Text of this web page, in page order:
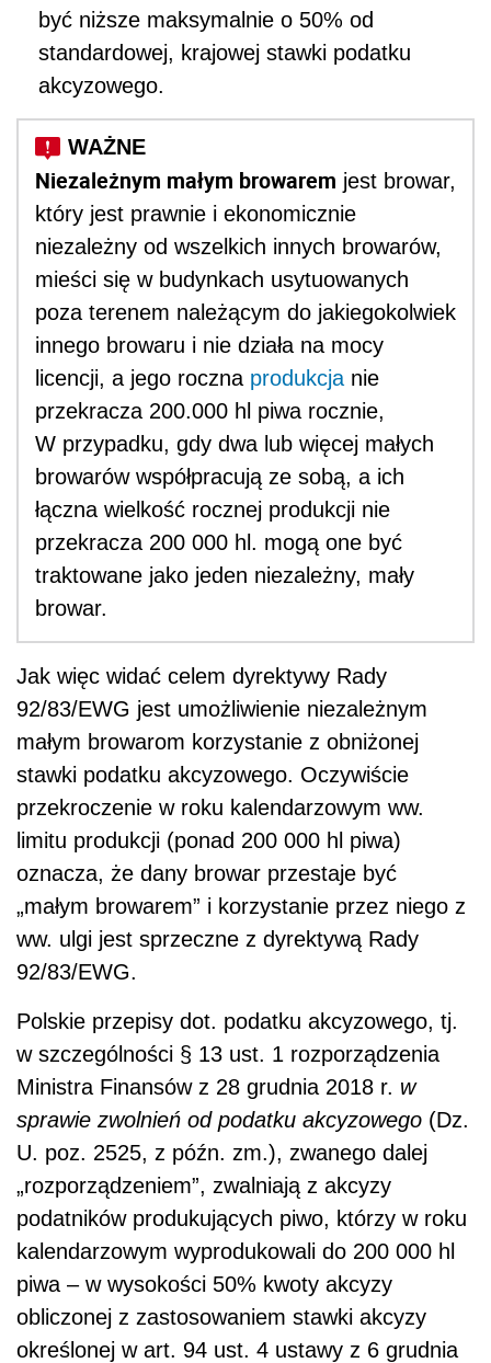
być niższe maksymalnie o 50% od
standardowej, krajowej stawki podatku
akcyzowego.
Niezależnym małym browarem jest browar,
który jest prawnie i ekonomicznie
niezależny od wszelkich innych browarów,
mieści się w budynkach usytuowanych
poza terenem należącym do jakiegokolwiek
innego browaru i nie działa na mocy
licencji, a jego roczna produkcja nie
przekracza 200.000 hl piwa rocznie,
W przypadku, gdy dwa lub więcej małych
browarów współpracują ze sobą, a ich
łączna wielkość rocznej produkcji nie
przekracza 200 000 hl. mogą one być
traktowane jako jeden niezależny, mały
browar.
Jak więc widać celem dyrektywy Rady
92/83/EWG jest umożliwienie niezależnym
małym browarom korzystanie z obniżonej
stawki podatku akcyzowego. Oczywiście
przekroczenie w roku kalendarzowym ww.
limitu produkcji (ponad 200 000 hl piwa)
oznacza, że dany browar przestaje być
„małym browarem” i korzystanie przez niego z
ww. ulgi jest sprzeczne z dyrektywą Rady
92/83/EWG.
Polskie przepisy dot. podatku akcyzowego, tj.
w szczególności § 13 ust. 1 rozporządzenia
Ministra Finansów z 28 grudnia 2018 r. w
sprawie zwolnień od podatku akcyzowego (Dz.
U. poz. 2525, z późn. zm.), zwanego dalej
„rozporządzeniem”, zwalniają z akcyzy
podatników produkujących piwo, którzy w roku
kalendarzowym wyprodukowali do 200 000 hl
piwa – w wysokości 50% kwoty akcyzy
obliczonej z zastosowaniem stawki akcyzy
określonej w art. 94 ust. 4 ustawy z 6 grudnia